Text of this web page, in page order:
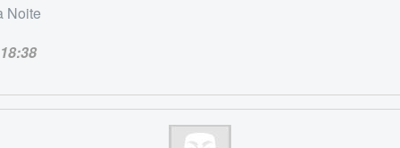
Noite
18:38